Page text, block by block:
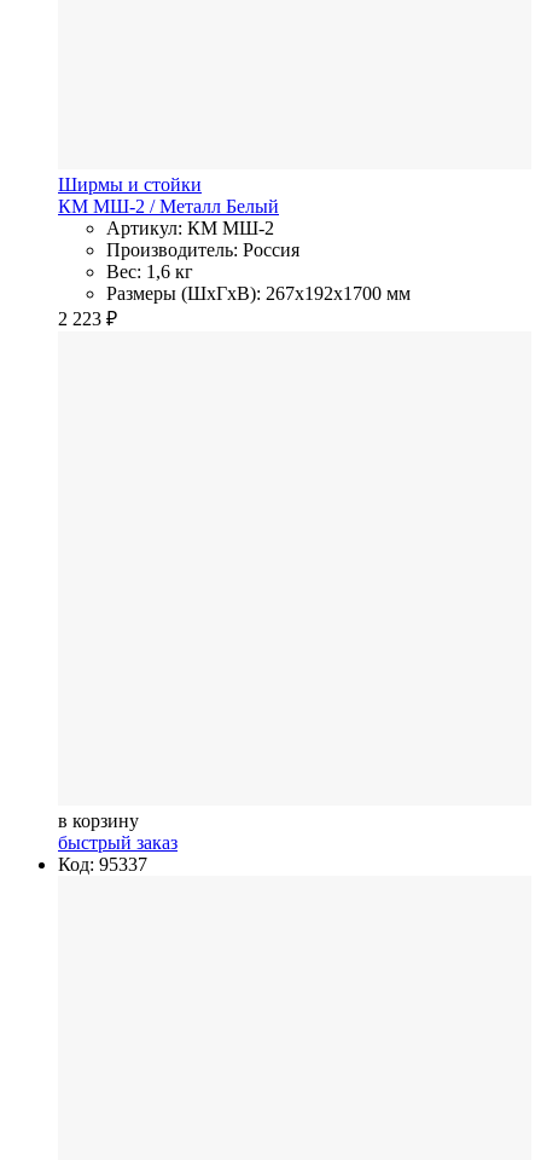
Ширмы и стойки
КМ МШ-2 / Металл Белый
Артикул: КМ МШ-2
Производитель: Россия
Вес: 1,6 кг
Размеры (ШхГхВ): 267x192x1700 мм
2 223 ₽
в корзину
быстрый заказ
Код: 95337